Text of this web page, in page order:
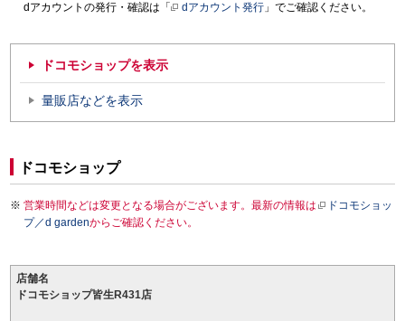
dアカウントの発行・確認は「
dアカウント発行 」でご確認ください。
ドコモショップを表示
量販店などを表示
ドコモショップ
営業時間などは変更となる場合がございます。最新の情報は
ドコモショッ
プ／d gardenからご確認ください。
店舗名
ドコモショップ皆生R431店